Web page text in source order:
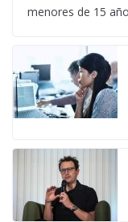
menores de 15